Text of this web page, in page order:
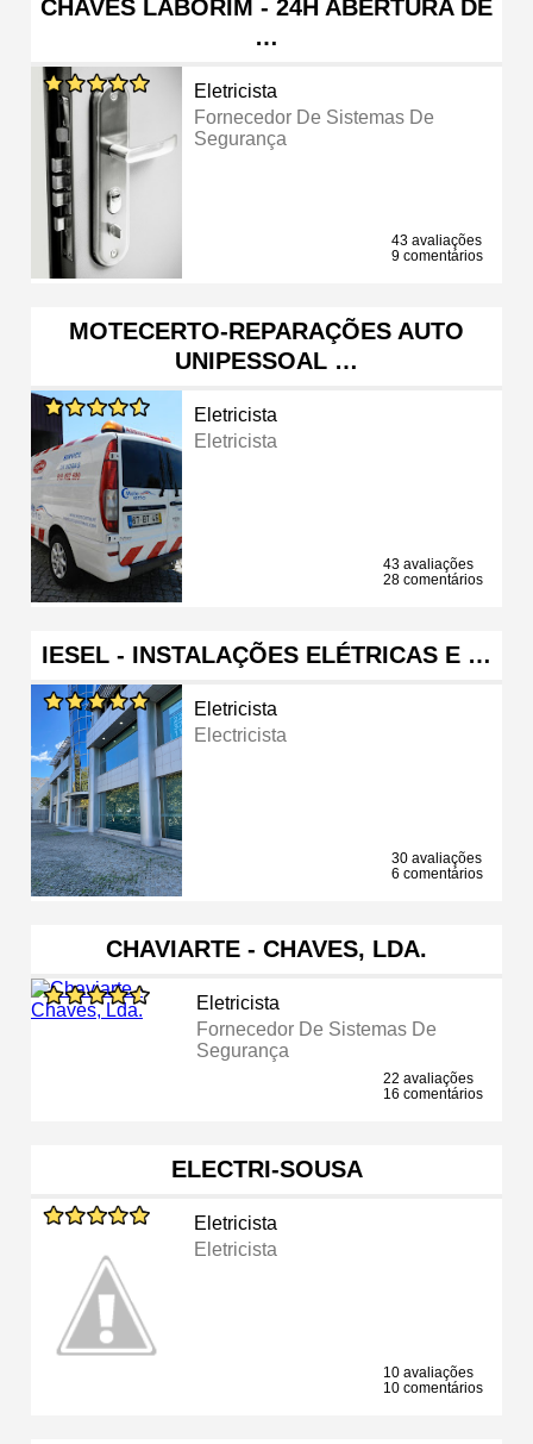
CHAVES LABORIM - 24H ABERTURA DE
…
Eletricista
Fornecedor De Sistemas De
Segurança
43 avaliações
9 comentários
MOTECERTO-REPARAÇÕES AUTO
UNIPESSOAL …
Eletricista
Eletricista
43 avaliações
28 comentários
IESEL - INSTALAÇÕES ELÉTRICAS E …
Eletricista
Electricista
30 avaliações
6 comentários
CHAVIARTE - CHAVES, LDA.
Eletricista
Fornecedor De Sistemas De
Segurança
22 avaliações
16 comentários
ELECTRI-SOUSA
Eletricista
Eletricista
10 avaliações
10 comentários